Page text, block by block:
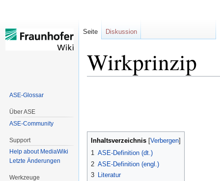
Wirkprinzip
Inhaltsverzeichnis
1 ASE-Definition (dt.)
2 ASE-Definition (engl.)
3 Literatur
Seite Diskussion
ASE-Glossar
Über ASE
ASE-Community
Support
Help about MediaWiki
Letzte Änderungen
Werkzeuge